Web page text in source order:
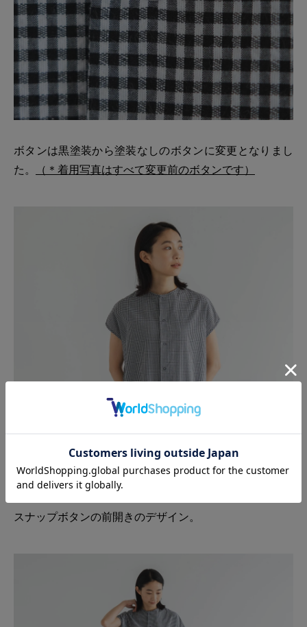
ボタンは黒塗装から塗装なしのボタンに変更となりまし
た。
（＊着用写真はすべて変更前のボタンです）
スナップボタンの前開きのデザイン。